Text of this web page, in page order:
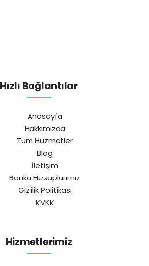
Hızlı Bağlantılar
Anasayfa
Hakkımızda
Tüm Hüzmetler
Blog
İletişim
Banka Hesaplarımız
Gizlilik Politikası
KVKK
Hizmetlerimiz